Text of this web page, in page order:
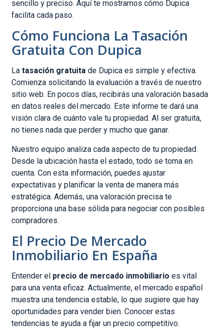
sencillo y preciso. Aquí te mostramos cómo Dupica
facilita cada paso.
Cómo Funciona La Tasación
Gratuita Con Dupica
Latasación gratuita de Dupica es simple y efectiva.
Comienza solicitando la evaluación a través de nuestro
sitio web. En pocos días, recibirás una valoración basada
en datos reales del mercado. Este informe te dará una
visión clara de cuánto vale tu propiedad. Al ser gratuita,
no tienes nada que perder y mucho que ganar.
Nuestro equipo analiza cada aspecto de tu propiedad.
Desde la ubicación hasta el estado, todo se toma en
cuenta. Con esta información, puedes ajustar
expectativas y planificar la venta de manera más
estratégica. Además, una valoración precisa te
proporciona una base sólida para negociar con posibles
compradores.
El Precio De Mercado
Inmobiliario En España
Entender el precio de mercado inmobiliario es vital
para una venta eficaz. Actualmente, el mercado español
muestra una tendencia estable, lo que sugiere que hay
oportunidades para vender bien. Conocer estas
tendencias te ayuda a fijar un precio competitivo.